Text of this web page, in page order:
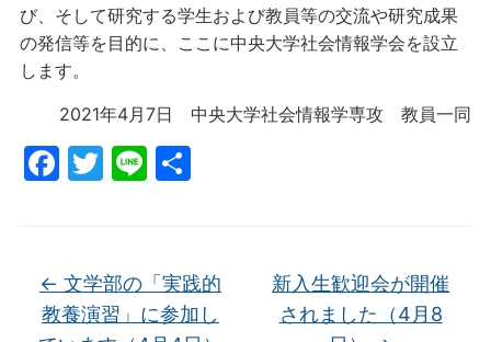
び、そして研究する学生および教員等の交流や研究成果
の発信等を目的に、ここに中央大学社会情報学会を設立
します。
2021年4月7日 中央大学社会情報学専攻 教員一同
F
e
b
T
er
Li 共
← 文学部の「実践的
教養演習」に参加し
新入生歓迎会が開催
されました（4月8